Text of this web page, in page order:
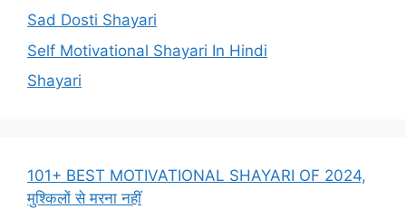
Sad Dosti Shayari
Self Motivational Shayari In Hindi
Shayari
101+ BEST MOTIVATIONAL SHAYARI OF 2024,
मुश्किलों से मरना नहीं